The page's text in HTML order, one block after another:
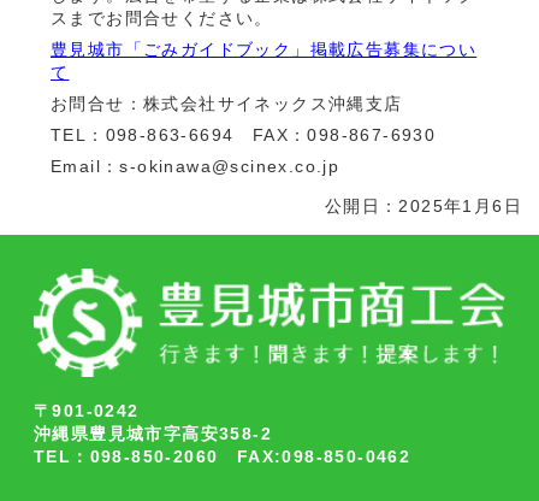
スまでお問合せください。
豊見城市「ごみガイドブック」掲載広告募集につい
て
お問合せ：株式会社サイネックス沖縄支店
TEL：098-863-6694 FAX：098-867-6930
Email：s-okinawa@scinex.co.jp
公開日：2025年1月6日
〒901-0242
沖縄県豊見城市字高安358-2
TEL：098-850-2060 FAX:098-850-0462